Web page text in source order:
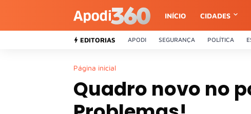
INÍCIO CIDADES
EDITORIAS APODI SEGURANÇA POLÍTICA
Página inicial
Quadro novo no